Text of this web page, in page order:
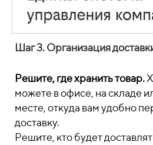
Шаг 3. Организация
Решите, где хранить товар.
можете в офисе, на складе
месте, откуда вам удобно
доставку.
Решите, кто будет